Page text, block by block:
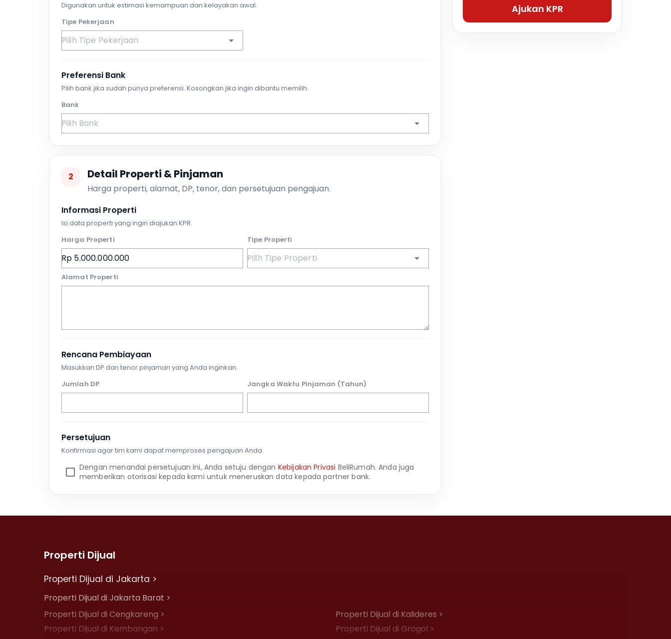
Digunakan untuk estimasi kemampuan dan kelayakan awal.
Tipe Pekerjaan
Preferensi Bank
Pilih bank jika sudah punya preferensi. Kosongkan jika ingin dibantu memilih.
Bank
2 Detail Properti & Pinjaman
Harga properti, alamat, DP, tenor, dan persetujuan pengajuan.
Informasi Properti
Isi data properti yang ingin diajukan KPR.
Harga Properti
Tipe Properti
Alamat Properti
Rencana Pembiayaan
Masukkan DP dan tenor pinjaman yang Anda inginkan.
Jumlah DP
Jangka Waktu Pinjaman (Tahun)
Persetujuan
Konfirmasi agar tim kami dapat memproses pengajuan Anda.
Dengan menandai persetujuan ini, Anda setuju dengan Kebijakan Privasi BeliRumah. Anda juga
memberikan otorisasi kepada kami untuk meneruskan data kepada partner bank.
Ajukan KPR
Properti Dijual
Properti Dijual di Jakarta >
Properti Dijual di Jakarta Barat >
Properti Dijual di Cengkareng >
Properti Dijual di Kalideres >
Properti Dijual di Kembangan >
Properti Dijual di Grogol >